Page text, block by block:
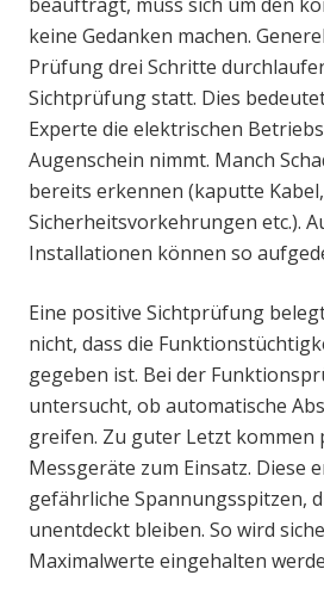
keine Gedanken machen.
Prüfung drei Schritte
Sichtprüfung statt. Dies
Experte die elektrischen
Augenschein nimmt. Manch
bereits erkennen (kaputte
Sicherheitsvorkehrungen etc.).
Installationen können so
Eine positive Sichtprüfung
nicht, dass die
gegeben ist. Bei der
untersucht, ob automatische
greifen. Zu guter Letzt kommen
Messgeräte zum Einsatz. Diese
gefährliche Spannungsspitzen,
unentdeckt bleiben. So wird
Maximalwerte eingehalten